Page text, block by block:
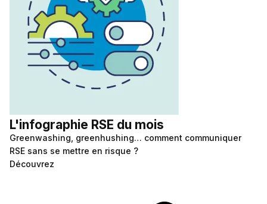
L'infographie RSE du mois
Greenwashing, greenhushing… comment communiquer
RSE sans se mettre en risque ?
Découvrez